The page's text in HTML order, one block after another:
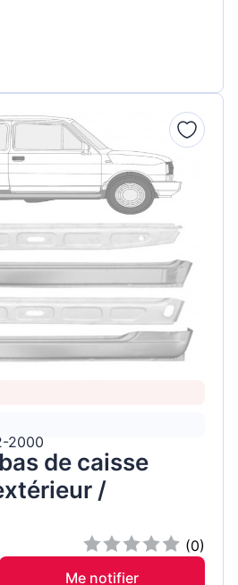
2000
de caisse
/
(0)
Me notifier